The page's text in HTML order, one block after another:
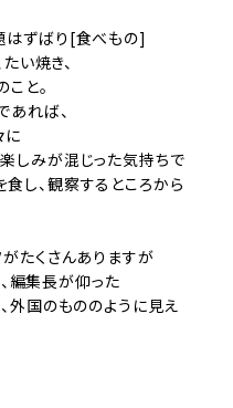
はずばり[食べもの]
い焼き、
と。
あれば、
に
しみが混じった気持ちで
し、観察するところから
たくさんありますが
編集長が仰った
外国のもののように見え